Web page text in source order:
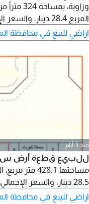
المربع 28.4 دينار، والسعر الإجمالي 99,046 ديناراً.
اراضي للبيع في محافظة
منذ 3 أيام
للبيع قطعة أرض
28.5 دينار، والسعر الإجمالي 131330 ديناراً.
اراضي للبيع في محافظة